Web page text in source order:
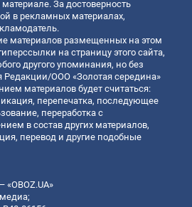
За достоверность
в рекламных материалах,
материалов размещенных на этом
на страницу этого сайта,
другого упоминания, но без
Редакции/ООО «Золотая середина»
материалов будет считаться:
перепечатка, последующее
переработка с
в состав других материалов,
перевод и другие подобные